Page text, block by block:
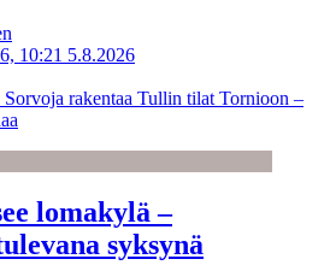
10:21 5.8.2026
rakentaa Tullin tilat Tornioon –
lomakylä –
syksynä